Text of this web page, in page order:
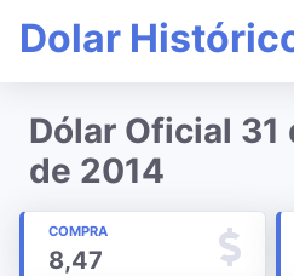
Dolar
Dólar Oficial 31
de 2014
COMPRA
8,47